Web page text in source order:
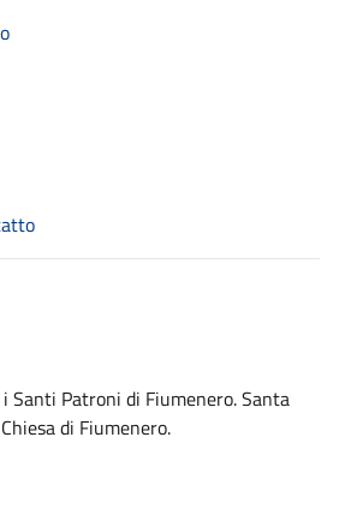
Santi Patroni di Fiumenero. Santa
di Fiumenero.